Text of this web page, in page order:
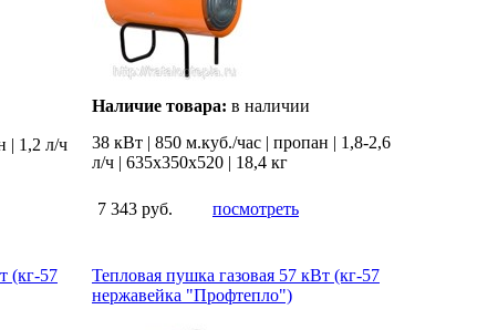
| 1,2 л/ч
Наличие товара: в наличии
38 кВт | 850 м.куб./час | пропан | 1,8-2,6
л/ч | 635х350х520 | 18,4 кг
7 343 руб. посмотреть
(кг-57
Тепловая пушка газовая 57 кВт (кг-57
нержавейка "Профтепло")